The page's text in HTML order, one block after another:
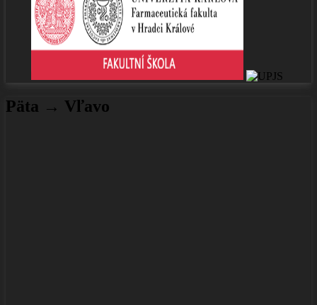
Päta → Vľavo